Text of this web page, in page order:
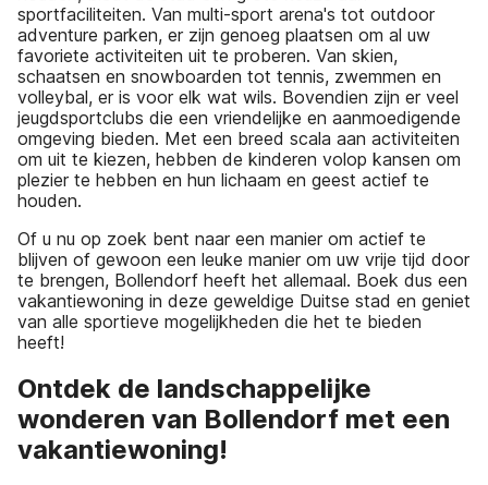
sportfaciliteiten. Van multi-sport arena's tot outdoor
adventure parken, er zijn genoeg plaatsen om al uw
favoriete activiteiten uit te proberen. Van skien,
schaatsen en snowboarden tot tennis, zwemmen en
volleybal, er is voor elk wat wils. Bovendien zijn er veel
jeugdsportclubs die een vriendelijke en aanmoedigende
omgeving bieden. Met een breed scala aan activiteiten
om uit te kiezen, hebben de kinderen volop kansen om
plezier te hebben en hun lichaam en geest actief te
houden.
Of u nu op zoek bent naar een manier om actief te
blijven of gewoon een leuke manier om uw vrije tijd door
te brengen, Bollendorf heeft het allemaal. Boek dus een
vakantiewoning in deze geweldige Duitse stad en geniet
van alle sportieve mogelijkheden die het te bieden
heeft!
Ontdek de landschappelijke
wonderen van Bollendorf met een
vakantiewoning!